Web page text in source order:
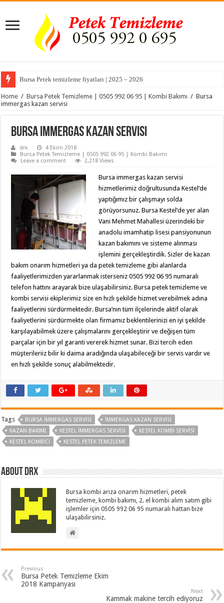
Bursa Petek temizleme fiyatları | 2025 – 2026
Bursa Akçalar Mahallesi Kombi Servisi ve Petek Temizleme
Home / Bursa Petek Temizleme | 0505 992 06 95 | Kombi Bakımı / Bursa
immergas kazan servisi
Bursa immergas kazan servisi
drx
4 Ekim 2018
Bursa Petek Temizleme | 0505 992 06 95 | Kombi Bakımı
Leave a comment
2,218 Views
Bursa immergas kazan servisi
hizmetlerimiz doğrultusunda Kestel’de
yaptığımız bir çalışmayı solda
görüyorsunuz. Bursa Kestel’de yer alan
Vani Mehmet Mahallesi üzerindeki bir
anadolu imamhatip lisesi pansiyonunun
kazan bakımını ve sisteme alınması
işlemini gerçekleştirdik. Sizler de kazan
bakım onarım hizmetleri ya da petek temizleme gibi alanlarda
faaliyetlerimizden yararlanmak isterseniz 0505 992 06 95 numaralı
telefon hattını arayarak bize ulaşabilirsiniz. Bursa petek temizleme ve
kombi servisi ekiplerimiz size en hızlı şekilde hizmet verebilmek adına
faaliyetlerini sürdürmektedir. Bursa’nın tüm ilçelerinde aktif olarak
faaliyetlerini sürdürmekte olan firmamız beklentilerinizi en iyi şekilde
karşılayabilmek üzere çalışmalarını gerçekleştirir ve değişen tüm
parçalar için bir yıl garanti vererek hizmet sunar. Bizi tercih eden
müşterileriiz bilir ki daima aradığında ulaşabileceği bir servis vardır ve
en hızlı şekilde sonuç alabilmektedir.
Tags BURSA IMMERGAS SERVISI
IMMERGAS KAZAN SERVISI
KAZAN BAKIMI
KESTEL IMMERGAS SERVISI
KESTEL KOMBI SERVISI
KESTEL KOMBICI
KESTEL PETEK TEMIZLEME
About drx
Bursa kombi arıza onarım hizmetleri, petek
temizleme, kombi bakımı, 2. el kombi alım satım gibi
işlemler için 0505 992 06 95 numaralı hattan bize
ulaşabilirsiniz.
Previous
Bursa Petek Temizleme Ekim
2018 Kampanyası
Next
Kammak makine tercih ediyoruz